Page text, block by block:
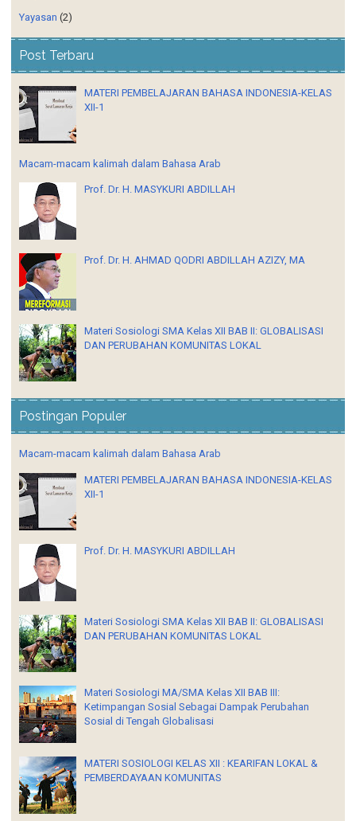
Yayasan (2)
Post Terbaru
MATERI PEMBELAJARAN BAHASA INDONESIA-KELAS
XII-1
Macam-macam kalimah dalam Bahasa Arab
Prof. Dr. H. MASYKURI ABDILLAH
Prof. Dr. H. AHMAD QODRI ABDILLAH AZIZY, MA
Materi Sosiologi SMA Kelas XII BAB II: GLOBALISASI
DAN PERUBAHAN KOMUNITAS LOKAL
Postingan Populer
Macam-macam kalimah dalam Bahasa Arab
MATERI PEMBELAJARAN BAHASA INDONESIA-KELAS
XII-1
Prof. Dr. H. MASYKURI ABDILLAH
Materi Sosiologi SMA Kelas XII BAB II: GLOBALISASI
DAN PERUBAHAN KOMUNITAS LOKAL
Materi Sosiologi MA/SMA Kelas XII BAB III:
Ketimpangan Sosial Sebagai Dampak Perubahan
Sosial di Tengah Globalisasi
MATERI SOSIOLOGI KELAS XII : KEARIFAN LOKAL &
PEMBERDAYAAN KOMUNITAS